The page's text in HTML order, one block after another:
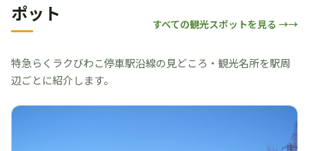
ポット
すべての観光スポットを見る →
特急らくラクびわこ停車駅沿線の見どころ・観光名所を駅周
辺ごとに紹介します。